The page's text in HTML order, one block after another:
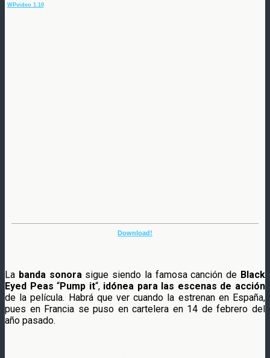
WPvideo 1.10
Download!
La banda sonorasigue siendo la famosa canción de Black
Eyed Peas “Pump it“, idónea para las escenas de acción
de la película. Habrá que ver cuando la estrenan en España,
pues en Francia se puso en cartelera en 14 de febrero del
año pasado.